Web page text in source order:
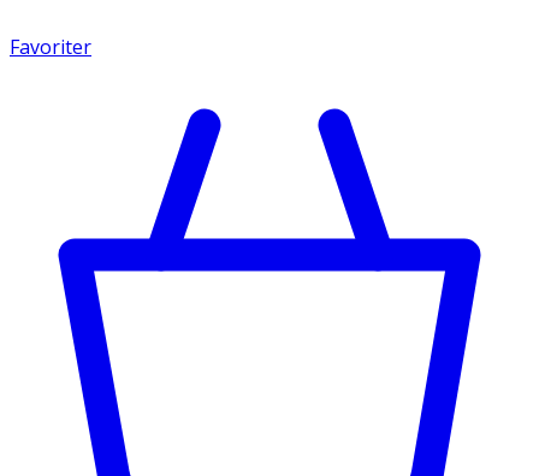
Favoriter